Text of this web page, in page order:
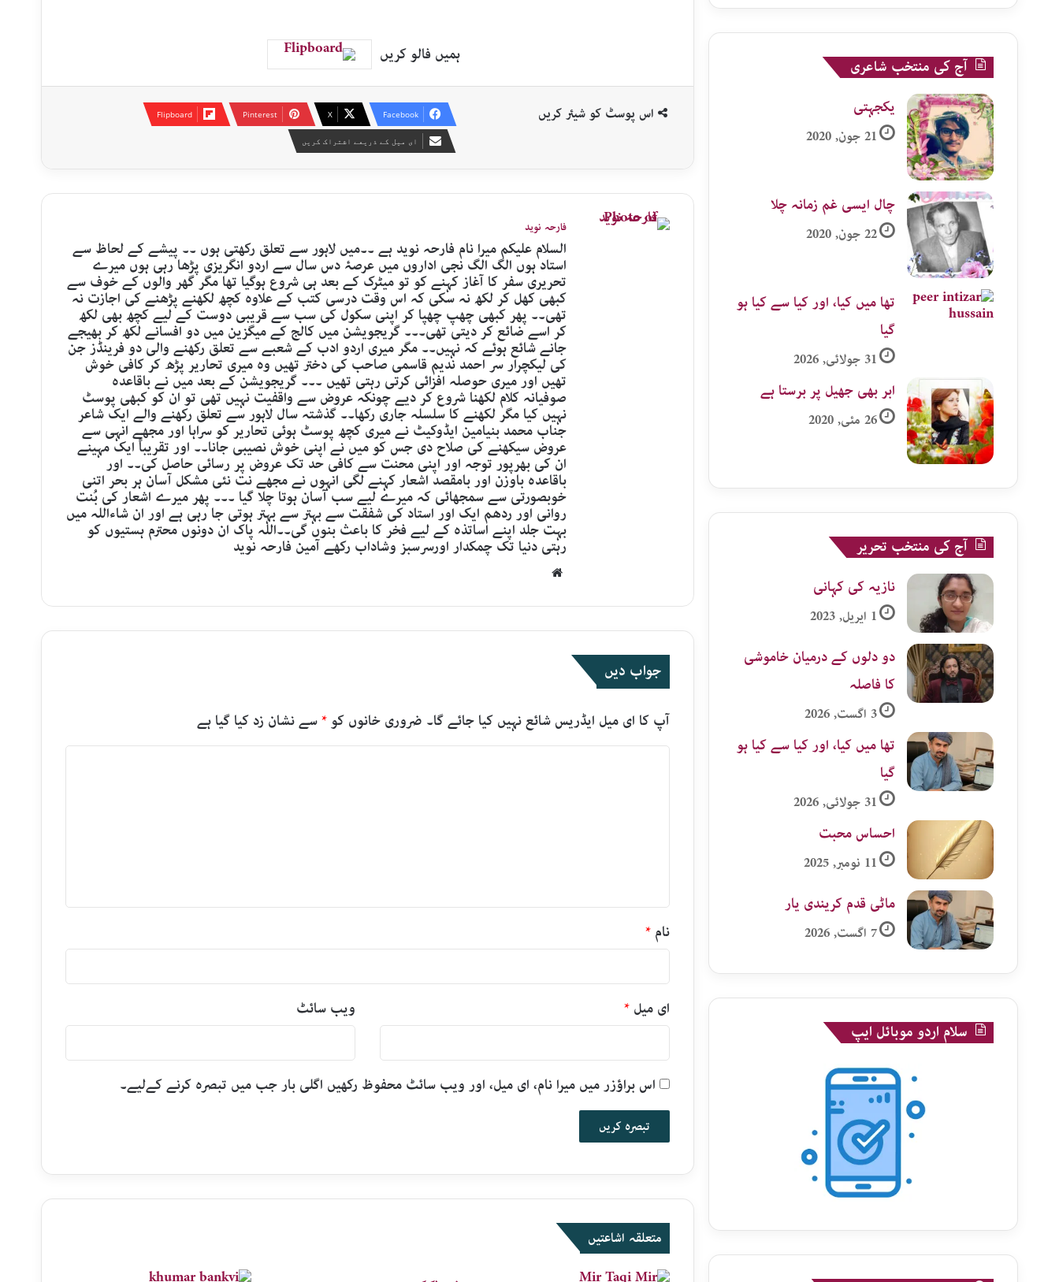
ہمیں فالو کریں
اس پوسٹ کو شیئر کریں Facebook
X
Pinterest
Flipboard
ای میل کے ذریعے اشتراک کریں
فارحہ نوید
السلام علیکم میرا نام فارحہ نوید ہے ۔۔میں لاہور سے تعلق رکھتی ہوں ۔۔ پیشے کے لحاظ سے
استاد ہوں الگ الگ نجی اداروں میں عرصۂ دس سال سے اردو انگریزی پڑھا رہی ہوں میرے
تحریری سفر کا آغاز کہنے کو تو میٹرک کے بعد ہی شروع ہوگیا تھا مگر گھر والوں کے خوف سے
کبھی کھل کر لکھ نہ سکی کہ اس وقت درسی کتب کے علاوہ کچھ لکھنے پڑھنے کی اجازت نہ
تھی۔۔ پھر کبھی چھپ چھپا کر اپنی سکول کی سب سے قریبی دوست کے لیے کچھ بھی لکھ
کر اسے ضائع کر دیتی تھی۔۔۔ گریجویشن میں کالج کے میگزین میں دو افسانے لکھ کر بھیجے
جانے شائع ہوئے کہ نہیں۔۔ مگر میری اردو ادب کے شعبے سے تعلق رکھنے والی دو فرینڈز جن
کی لیکچرار سر احمد ندیم قاسمی صاحب کی دختر تھیں وہ میری تحاریر پڑھ کر کافی خوش
تھیں اور میری حوصلہ افزائی کرتی رہتی تھیں ۔۔۔ گریجویشن کے بعد میں نے باقاعدہ
صوفیانہ کلام لکھنا شروع کر دیے چونکہ عروض سے واقفیت نہیں تھی تو ان کو کبھی پوسٹ
نہیں کیا مگر لکھنے کا سلسلہ جاری رکھا۔۔ گذشتہ سال لاہور سے تعلق رکھنے والے ایک شاعر
جناب محمد بنیامین ایڈوکیٹ نے میری کچھ پوسٹ ہوئی تحاریر کو سراہا اور مجھے انہی سے
عروض سیکھنے کی صلاح دی جس کو میں نے اپنی خوش نصیبی جانا۔۔ اور تقریباً ایک مہینے
ان کی بھرپور توجہ اور اپنی محنت سے کافی حد تک عروض پر رسائی حاصل کی۔۔ اور
باقاعدہ باوزن اور بامقصد اشعار کہنے لگی انہوں نے مجھے نت نئی مشکل آسان ہر بحر اتنی
خوبصورتی سے سمجھائی کہ میرے لیے سب آسان ہوتا چلا گیا ۔۔۔ پھر میرے اشعار کی بُنت
روانی اور ردھم ایک اور استاد کی شفقت سے بہتر سے بہتر ہوتی جا رہی ہے اور ان شاءاللہ میں
بہت جلد اپنے اساتذہ کے لیے فخر کا باعث بنوں گی۔۔اللہ پاک ان دونوں محترم ہستیوں کو
رہتی دنیا تک چمکدار اورسرسبز وشاداب رکھے آمین فارحہ نوید
جواب دیں
آپ کا ای میل ایڈریس شائع نہیں کیا جائے گا۔ ضروری خانوں کو*سے نشان زد کیا گیا ہے
نام*
ای میل* ویب‌ سائٹ
اس براؤزر میں میرا نام، ای میل، اور ویب سائٹ محفوظ رکھیں اگلی بار جب میں تبصرہ کرنے کےلیے۔
متعلقہ اشاعتیں
آج کی منتخب شاعری
یکجہتی
21 جون, 2020
چال ایسی غم زمانہ چلا
22 جون, 2020
تھا میں کیا، اور کیا سے کیا ہو
گیا
31 جولائی, 2026
ابر بھی جھیل پر برستا ہے
26 مئی, 2020
آج کی منتخب تحریر
نازیہ کی کہانی
1 اپریل, 2023
دو دلوں کے درمیان خاموشی
کا فاصلہ
3 اگست, 2026
تھا میں کیا، اور کیا سے کیا ہو
گیا
31 جولائی, 2026
احساس محبت
11 نومبر, 2025
ماٹی قدم کریندی یار
7 اگست, 2026
سلام اردو موبائل ایپ